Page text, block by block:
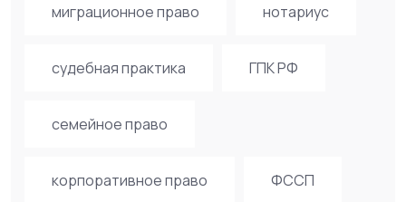
миграционное право нотариус
судебная практика ГПК РФ
семейное право
корпоративное право ФССП